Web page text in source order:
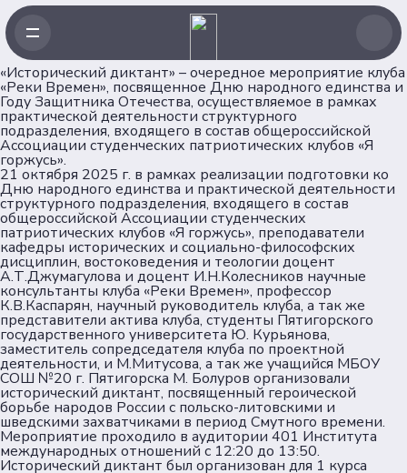
«Исторический диктант» – очередное мероприятие клуба
«Реки Времен», посвященное Дню народного единства и
Году Защитника Отечества, осуществляемое в рамках
практической деятельности структурного
подразделения, входящего в состав общероссийской
Ассоциации студенческих патриотических клубов «Я
горжусь».
21 октября 2025 г. в рамках реализации подготовки ко
Дню народного единства и практической деятельности
структурного подразделения, входящего в состав
общероссийской Ассоциации студенческих
патриотических клубов «Я горжусь», преподаватели
кафедры исторических и социально-философских
дисциплин, востоковедения и теологии доцент
А.Т.Джумагулова и доцент И.Н.Колесников научные
консультанты клуба «Реки Времен», профессор
К.В.Каспарян, научный руководитель клуба, а так же
представители актива клуба, студенты Пятигорского
государственного университета Ю. Курьянова,
заместитель сопредседателя клуба по проектной
деятельности, и М.Митусова, а так же учащийся МБОУ
СОШ №20 г. Пятигорска М. Болуров организовали
исторический диктант, посвященный героической
борьбе народов России с польско-литовскими и
шведскими захватчиками в период Смутного времени.
Мероприятие проходило в аудитории 401 Института
международных отношений с 12:20 до 13:50.
Исторический диктант был организован для 1 курса
Главная
Новости
Проекты
Клубы
Рейтинг
Форумная кампания
Об Ассоциации
Команда
Партнеры
Пользовательское соглашение
Согласие на обработку персональных данных